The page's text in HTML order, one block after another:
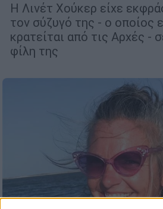
Η Λινέτ Χούκερ είχε
τον σύζυγό της - ο οποίος
κρατείται από τις Αρχές -
φίλη της